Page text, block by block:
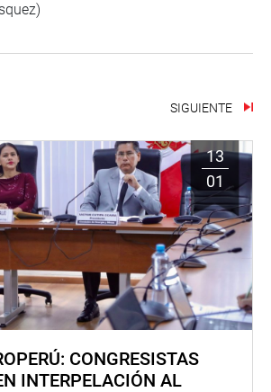
SIGUIENTE
13
01
CONGRESISTAS
INTERPELACIÓN AL